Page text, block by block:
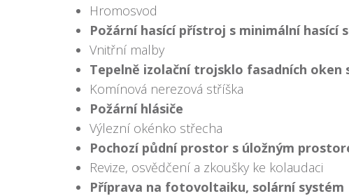
Hromosvod
Požární hasící přístroj s minimální hasící
Vnitřní malby
Tepelně izolační trojsklo fasadních oken
Komínová nerezová stříška
Požární hlásiče
Výlezní okénko střecha
Pochozí půdní prostor s úložným
Revize, osvědčení a zkoušky ke kolaudaci
Příprava na fotovoltaiku, solární systém